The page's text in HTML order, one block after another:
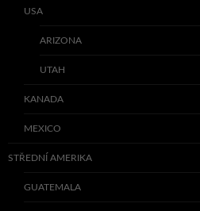
USA
ARIZONA
UTAH
KANADA
MEXICO
STŘEDNÍ AMERIKA
GUATEMALA